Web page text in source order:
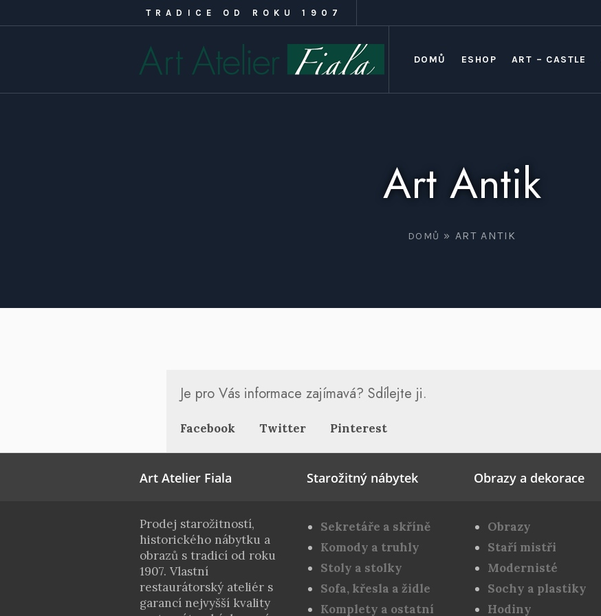
TRADICE OD ROKU 1907
DOMŮ ESHOP ART – CASTLE
Art Antik
DOMŮ » ART ANTIK
Je pro Vás informace zajímavá? Sdílejte ji.
Facebook Twitter Pinterest
Art Atelier Fiala
Prodej starožitností,
historického nábytku a
obrazů s tradicí od roku
1907. Vlastní
restaurátorský ateliér s
garancí nejvyšší kvality
Starožitný nábytek
Sekretáře a skříně
Komody a truhly
Stoly a stolky
Sofa, křesla a židle
Komplety a ostatní
Obrazy a dekorace
Obrazy
Staří mistři
Modernisté
Sochy a plastiky
Hodiny